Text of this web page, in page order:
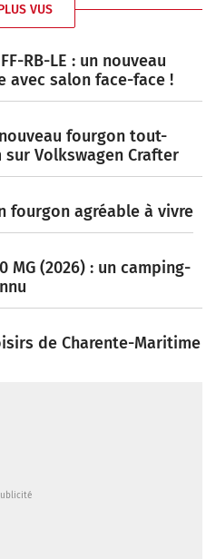
VUS
RB-LE : un nouveau
avec salon face-face !
fourgon tout-
Volkswagen Crafter
fourgon agréable à vivre
MG (2026) : un camping-
de Charente-Maritime